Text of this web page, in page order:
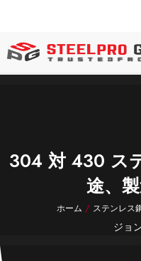
304 対 430 ス
途、
ホーム / ステンレス
ジョ